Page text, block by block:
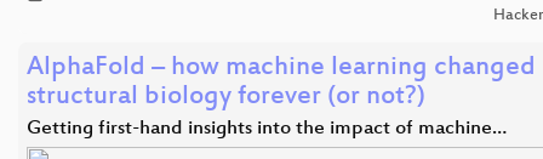
AlphaFold – how machine learning changed
structural biology forever (or not?)
Getting first-hand insights into the impact of machine…